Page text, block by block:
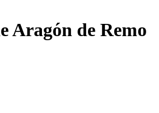
Aragón de Remo